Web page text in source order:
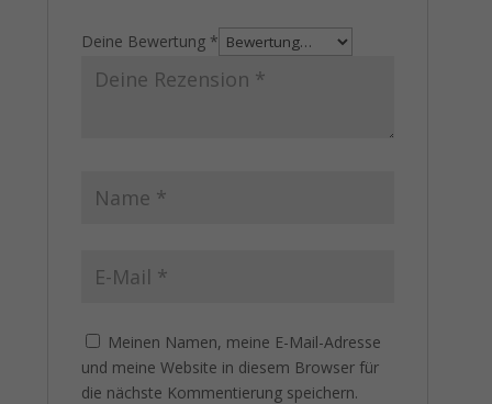
Deine Bewertung *
Meinen Namen, meine E-Mail-Adresse
und meine Website in diesem Browser für
die nächste Kommentierung speichern.